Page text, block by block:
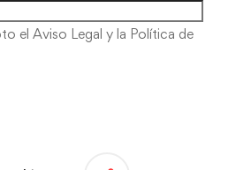
el Aviso Legal y la Política de